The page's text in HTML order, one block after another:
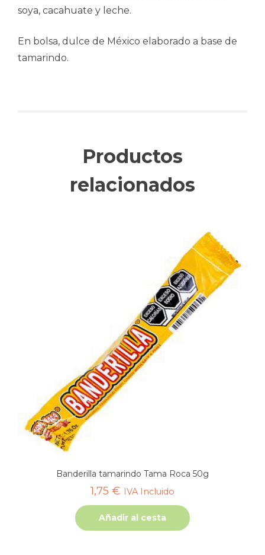
soya, cacahuate y leche.
En bolsa, dulce de México elaborado a base de
tamarindo.
Productos
relacionados
Banderilla tamarindo Tama Roca 50g
1,75 € IVA Incluido
Añadir al cesta